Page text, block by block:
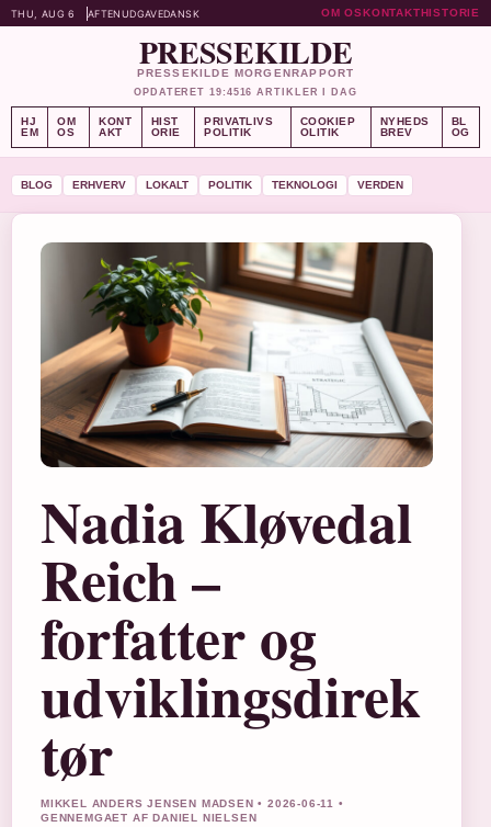
THU, AUG 6 AFTENUDGAVEDANSK OM OSKONTAKTHISTORIE
PRESSEKILDE
PRESSEKILDE MORGENRAPPORT
OPDATERET 19:4516 ARTIKLER I DAG
HJ
EM
OM
OS
KONT
AKT
HIST
ORIE
PRIVATLIVS
POLITIK
COOKIEP
OLITIK
NYHEDS
BREV
BL
OG
BLOG ERHVERV LOKALT POLITIK TEKNOLOGI VERDEN
Nadia Kløvedal
Reich –
forfatter og
udviklingsdirek
tør
MIKKEL ANDERS JENSEN MADSEN • 2026-06-11 •
GENNEMGAET AF DANIEL NIELSEN